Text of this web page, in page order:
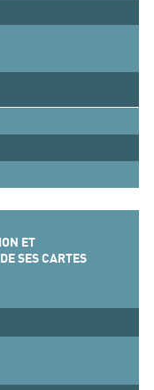
ET
SES CARTES